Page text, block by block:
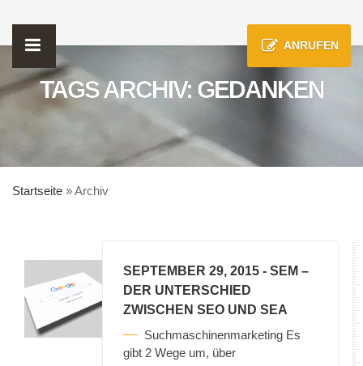
ANRUFEN
TAGS ARCHIV: GEDANKEN
Startseite »Archiv
SEPTEMBER 29, 2015 - SEM –
DER UNTERSCHIED
ZWISCHEN SEO UND SEA
Suchmaschinenmarketing Es
gibt 2 Wege um, über